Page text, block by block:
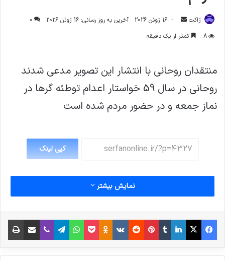
ژاکت
ارسال
ایمیل
16 ژوئن 2026 آخرین به روز رسانی: 16 ژوئن 2026
0
8
کمتر از یک دقیقه
منتقدان روحانی با انتشار این تصویر مدعی شدند
روحانی در سال 59 خواستار اعدام توطئه گرها در
نماز جمعه و در حضور مردم شده است
کپی لینک
نمایش بیشتر
فیس بوک X لینکدین
‫تامبلر‫پین‌ترست
‫رددیت‫VKontakte
‫Odnoklassniki
پاکتواتس آپ تلگراموایبر اشتراک گذاری از طریق ایمیل